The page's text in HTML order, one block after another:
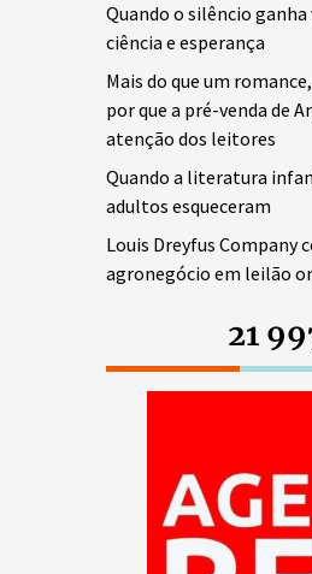
Quando o silêncio
ciência e esperança
Mais do que um
por que a pré-venda de
atenção dos leitores
Quando a literatura
adultos esqueceram
Louis Dreyfus Company
agronegócio em leilão
21